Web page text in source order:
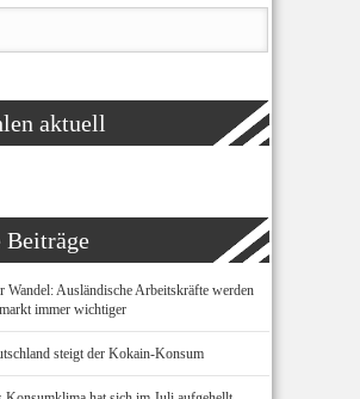
aktuell
Wandel: Ausländische Arbeitskräfte werden
immer wichtiger
steigt der Kokain-Konsum